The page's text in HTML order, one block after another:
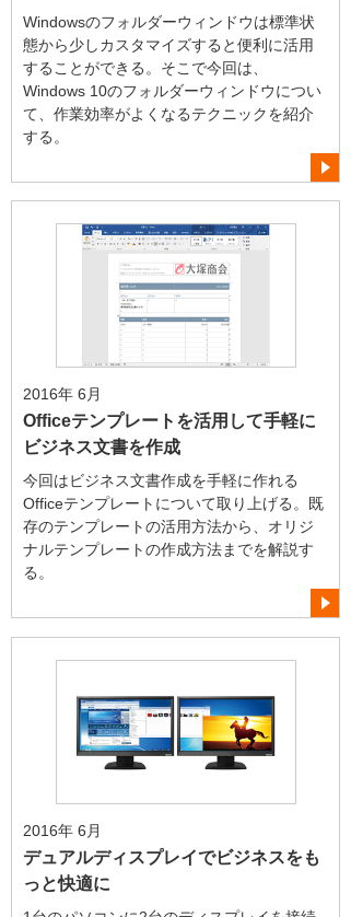
Windowsのフォルダーウィンドウは標準状
態から少しカスタマイズすると便利に活用
することができる。そこで今回は、
Windows 10のフォルダーウィンドウについ
て、作業効率がよくなるテクニックを紹介
する。
2016年 6月
Officeテンプレートを活用して手軽に
ビジネス文書を作成
今回はビジネス文書作成を手軽に作れる
Officeテンプレートについて取り上げる。既
存のテンプレートの活用方法から、オリジ
ナルテンプレートの作成方法までを解説す
る。
2016年 6月
デュアルディスプレイでビジネスをも
っと快適に